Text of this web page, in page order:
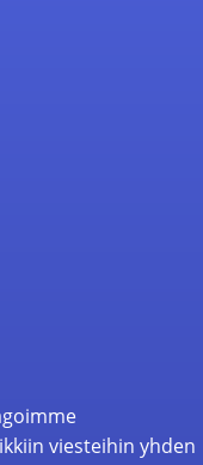
viesteihin yhden